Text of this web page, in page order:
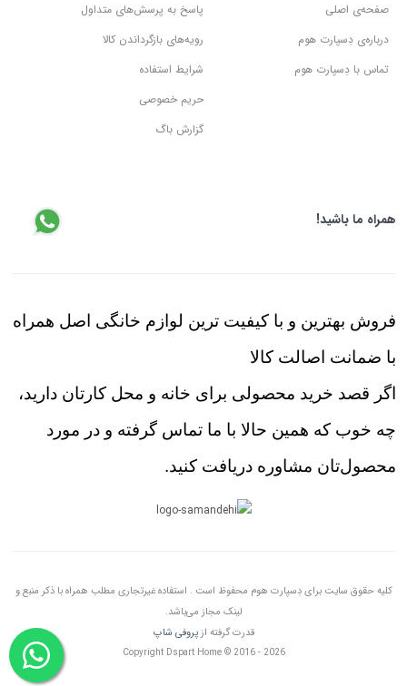
صفحه‌ی اصلی
درباره‌ی دِسپارت هوم
تماس با دِسپارت هوم
پاسخ به پرسش‌های متداول
رویه‌های بازگرداندن کالا
شرایط استفاده
حریم خصوصی
گزارش باگ
همراه ما باشید!
فروش بهترین و با کیفیت ترین لوازم خانگی اصل همراه
با ضمانت اصالت کالا
اگر قصد خرید محصولی برای خانه و محل کارتان دارید،
چه خوب که همین حالا با ما تماس گرفته و در مورد
محصول‌تان مشاوره دریافت کنید.
کلیه حقوق سایت برای دِسپارت هوم محفوظ است . استفاده غیرتجاری مطلب همراه با ذکر منبع و
لینک مجاز می‌باشد.
قدرت گرفته ازپروفی شاپ
Copyright Dspart Home © 2016 - 2026